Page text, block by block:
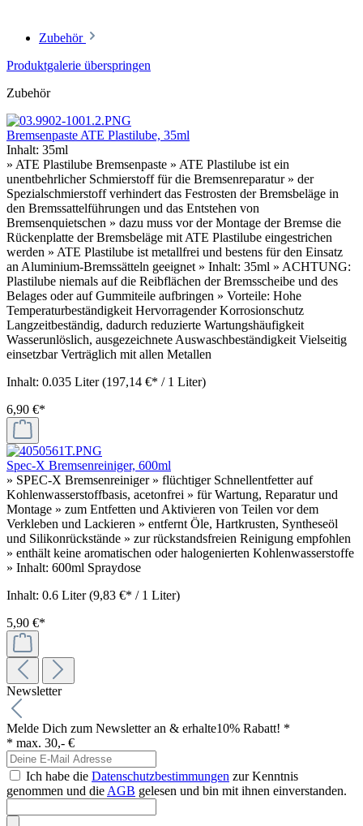
Zubehör
Produktgalerie überspringen
Zubehör
Bremsenpaste ATE Plastilube, 35ml
Inhalt: 35ml
» ATE Plastilube Bremsenpaste » ATE Plastilube ist ein
unentbehrlicher Schmierstoff für die Bremsenreparatur » der
Spezialschmierstoff verhindert das Festrosten der Bremsbeläge in
den Bremssattelführungen und das Entstehen von
Bremsenquietschen » dazu muss vor der Montage der Bremse die
Rückenplatte der Bremsbeläge mit ATE Plastilube eingestrichen
werden » ATE Plastilube ist metallfrei und bestens für den Einsatz
an Aluminium-Bremssätteln geeignet » Inhalt: 35ml » ACHTUNG:
Plastilube niemals auf die Reibflächen der Bremsscheibe und des
Belages oder auf Gummiteile aufbringen » Vorteile: Hohe
Temperaturbeständigkeit Hervorragender Korrosionschutz
Langzeitbeständig, dadurch reduzierte Wartungshäufigkeit
Wasserunlöslich, ausgezeichnete Auswaschbeständigkeit Vielseitig
einsetzbar Verträglich mit allen Metallen
Inhalt: 0.035 Liter(197,14 €* / 1 Liter)
6,90 €*
Spec-X Bremsenreiniger, 600ml
» SPEC-X Bremsenreiniger » flüchtiger Schnellentfetter auf
Kohlenwasserstoffbasis, acetonfrei » für Wartung, Reparatur und
Montage » zum Entfetten und Aktivieren von Teilen vor dem
Verkleben und Lackieren » entfernt Öle, Hartkrusten, Syntheseöl
und Silikonrückstände » zur rückstandsfreien Reinigung empfohlen
» enthält keine aromatischen oder halogenierten Kohlenwasserstoffe
» Inhalt: 600ml Spraydose
Inhalt: 0.6 Liter(9,83 €* / 1 Liter)
5,90 €*
Newsletter
Melde Dich zum Newsletter an & erhalte10% Rabatt! *
* max. 30,- €
Ich habe die Datenschutzbestimmungen zur Kenntnis
genommen und die AGB gelesen und bin mit ihnen einverstanden.